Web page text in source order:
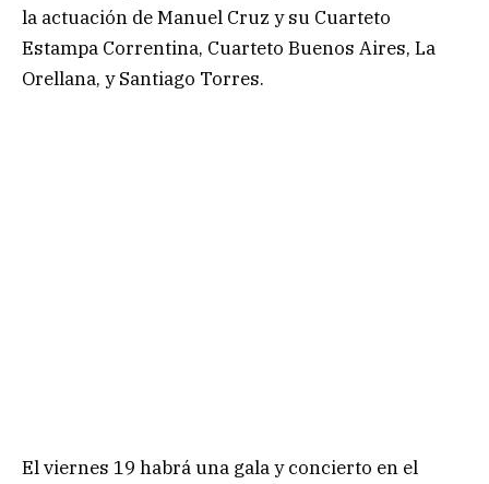
la actuación de Manuel Cruz y su Cuarteto
Estampa Correntina, Cuarteto Buenos Aires, La
Orellana, y Santiago Torres.
El viernes 19 habrá una gala y concierto en el